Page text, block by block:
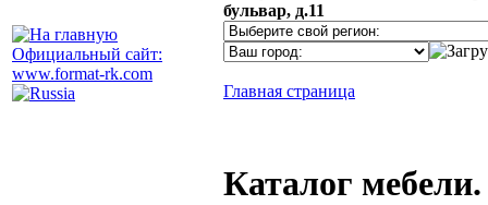
Официальный сайт:
www.format-rk.com
бульвар, д.11
Главная страница
Каталог мебели.